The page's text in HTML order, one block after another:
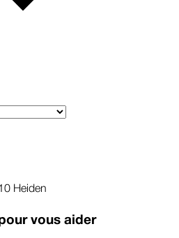
Heiden
vous aider